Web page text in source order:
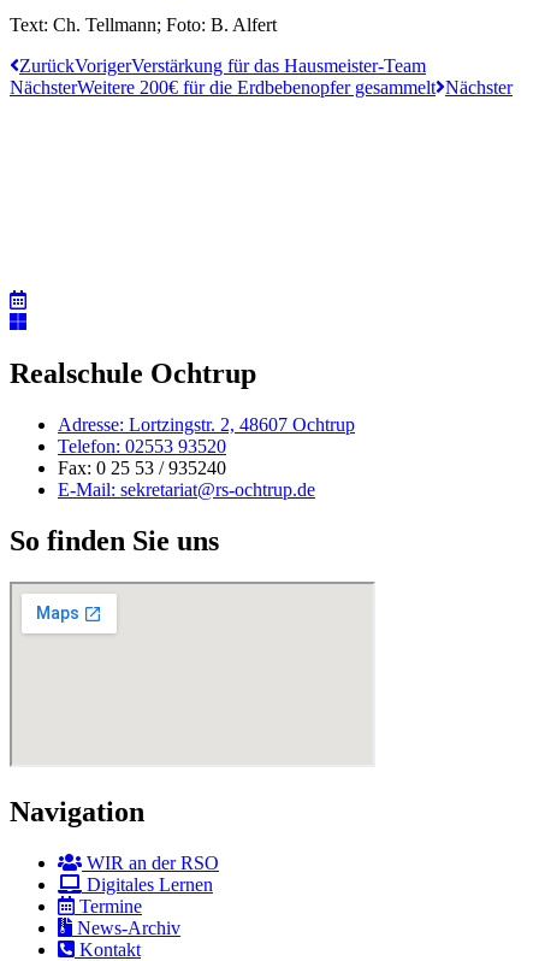
Text: Ch. Tellmann; Foto: B. Alfert
ZurückVorigerVerstärkung für das Hausmeister-Team
NächsterWeitere 200€ für die Erdbebenopfer gesammelt Nächster
Realschule Ochtrup
Adresse: Lortzingstr. 2, 48607 Ochtrup
Telefon: 02553 93520
Fax: 0 25 53 / 935240
E-Mail: sekretariat@rs-ochtrup.de
So finden Sie uns
Navigation
WIR an der RSO
Digitales Lernen
Termine
News-Archiv
Kontakt